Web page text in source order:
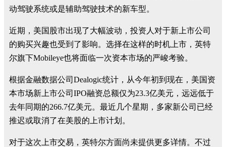
动驾驶系统或是辅助驾驶技术的新车型。
近期，美国股市出现了大幅波动，投资人对于新上市公司
的购买兴趣也受到了影响。选择在这样的时机上市，英特
尔旗下Mobileye也将面临一次资本市场的严峻考验。
根据金融数据公司Dealogic统计，从今年初到现在，美国资
本市场新上市公司IPO融资总额仅为23.3亿美元，远远低于
去年同期的266.7亿美元。最近几个星期，多家新公司已经
推迟或取消了在美股的上市计划。
对于这次上市交易，英特尔方面尚未提供更多详情。不过